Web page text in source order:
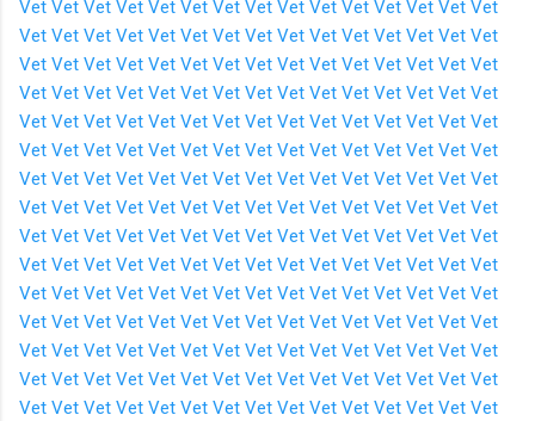
Vet Vet Vet Vet Vet Vet Vet Vet Vet Vet Vet Vet Vet Vet Vet
Vet Vet Vet Vet Vet Vet Vet Vet Vet Vet Vet Vet Vet Vet Vet
Vet Vet Vet Vet Vet Vet Vet Vet Vet Vet Vet Vet Vet Vet Vet
Vet Vet Vet Vet Vet Vet Vet Vet Vet Vet Vet Vet Vet Vet Vet
Vet Vet Vet Vet Vet Vet Vet Vet Vet Vet Vet Vet Vet Vet Vet
Vet Vet Vet Vet Vet Vet Vet Vet Vet Vet Vet Vet Vet Vet Vet
Vet Vet Vet Vet Vet Vet Vet Vet Vet Vet Vet Vet Vet Vet Vet
Vet Vet Vet Vet Vet Vet Vet Vet Vet Vet Vet Vet Vet Vet Vet
Vet Vet Vet Vet Vet Vet Vet Vet Vet Vet Vet Vet Vet Vet Vet
Vet Vet Vet Vet Vet Vet Vet Vet Vet Vet Vet Vet Vet Vet Vet
Vet Vet Vet Vet Vet Vet Vet Vet Vet Vet Vet Vet Vet Vet Vet
Vet Vet Vet Vet Vet Vet Vet Vet Vet Vet Vet Vet Vet Vet Vet
Vet Vet Vet Vet Vet Vet Vet Vet Vet Vet Vet Vet Vet Vet Vet
Vet Vet Vet Vet Vet Vet Vet Vet Vet Vet Vet Vet Vet Vet Vet
Vet Vet Vet Vet Vet Vet Vet Vet Vet Vet Vet Vet Vet Vet Vet